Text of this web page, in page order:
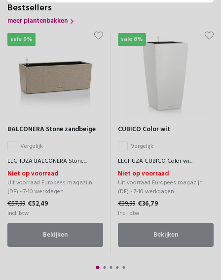
Bestsellers
meer plantenbakken
sale 9%
BALCONERA Stone zandbeige
Vergelijk
LECHUZA BALCONERA Stone...
Niet op voorraad
Uit voorraad Europees magazijn
(DE) - 7-10 werkdagen
€57,99 €52,49
Incl. btw
Bekijken
sale 8%
CUBICO Color wit
Vergelijk
LECHUZA CUBICO Color wi...
Niet op voorraad
Uit voorraad Europees magazijn
(DE) - 7-10 werkdagen
€39,99 €36,79
Incl. btw
Bekijken